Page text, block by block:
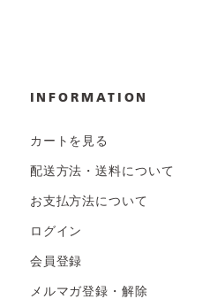
INFORMATION
カートを見る
配送方法・送料について
お支払方法について
ログイン
会員登録
メルマガ登録・解除